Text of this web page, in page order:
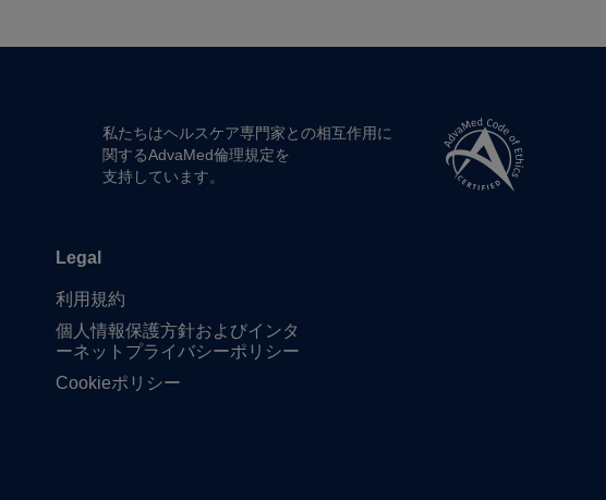
私たちは​ヘルスケア専門家との​相互作用に​
関する​AdvaMed倫理規定を​
支持しています。
Legal
利用規約
個人情報保護方針およびインタ
ーネットプライバシーポリシー
Cookieポリシー